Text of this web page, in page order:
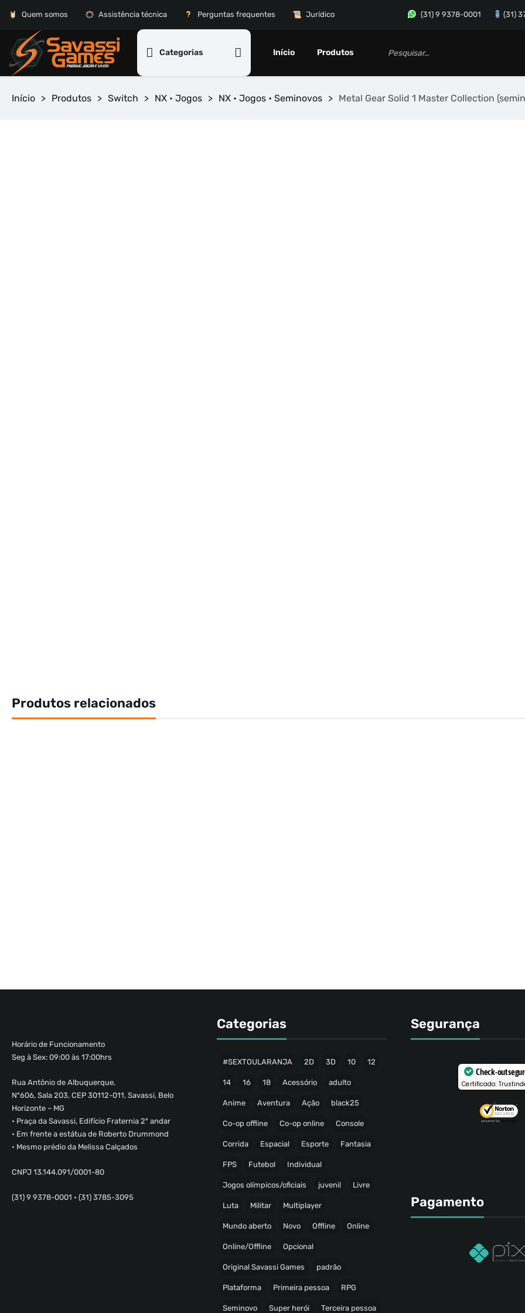
(31) 9 9378-0001 (31)
Quem somos Assistência técnica Perguntas frequentes Jurídico
Categorias Início Produtos
Início > Produtos > Switch > NX • Jogos > NX • Jogos • Seminovos > Metal Gear Solid 1 Master Collection
Produtos relacionados
Horário de Funcionamento
Seg à Sex: 09:00 às 17:00hrs
Rua Antônio de Albuquerque,
Nº606, Sala 203, CEP 30112-011, Savassi, Belo
Horizonte – MG
• Praça da Savassi, Edifício Fraternia 2º andar
• Em frente a estátua de Roberto Drummond
• Mesmo prédio da Melissa Calçados
CNPJ 13.144.091/0001-80
(31) 9 9378-0001 • (31) 3785-3095
Categorias
#SEXTOULARANJA 2D 3D 10 12
14 16 18 Acessório adulto
Anime Aventura Ação black25
Co-op offline Co-op online Console
Corrida Espacial Esporte Fantasia
FPS Futebol Individual
Jogos olímpicos/oficiais juvenil Livre
Luta Militar Multiplayer
Mundo aberto Novo Offline Online
Online/Offline Opcional
Original Savassi Games padrão
Plataforma Primeira pessoa RPG
Seminovo Super herói Terceira pessoa
Segurança
Check-out
Certificado:
Pagamento